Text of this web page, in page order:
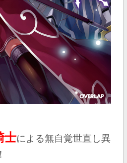
士による無自覚世直し異